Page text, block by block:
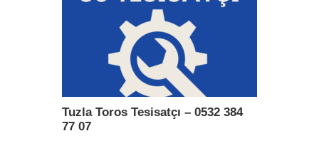
Tuzla Toros Tesisatçı – 0532 384
77 07